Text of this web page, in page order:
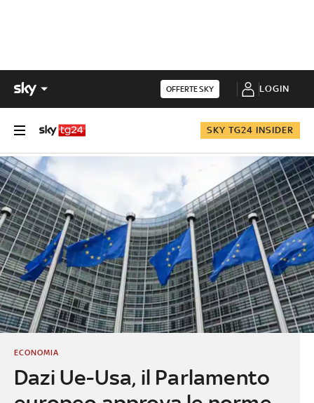
OFFERTE SKY LOGIN
SKY TG24 INSIDER
Dazi Ue-Usa, il Parlamento
ECONOMIA